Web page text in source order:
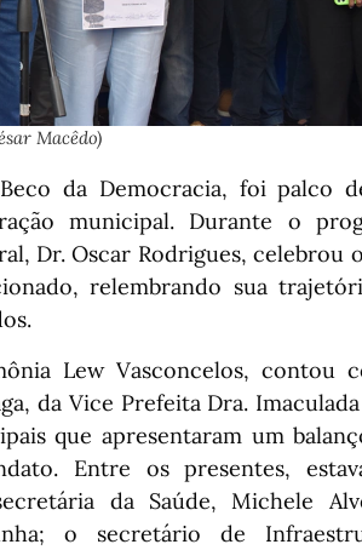
Macêdo)
da Democracia, foi palco
municipal. Durante o
Dr. Oscar Rodrigues, celebrou
relembrando sua
Lew Vasconcelos, contou
da Vice Prefeita Dra.
que apresentaram um
Entre os presentes,
da Saúde, Michele
o secretário de